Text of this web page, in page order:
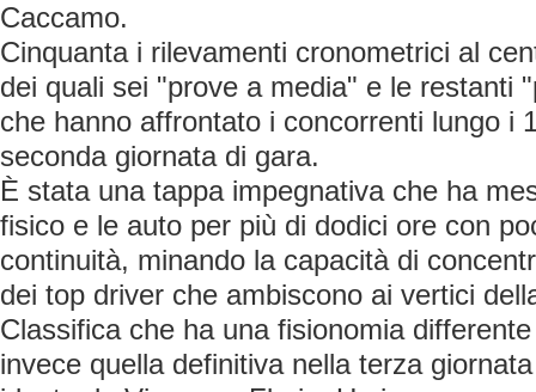
Caccamo.
Cinquanta i rilevamenti cronometrici al
dei quali sei "prove a media" e le restanti
che hanno affrontato i concorrenti lungo i
seconda giornata di gara.
È stata una tappa impegnativa che ha
fisico e le auto per più di dodici ore con
continuità, minando la capacità di
dei top driver che ambiscono ai vertici
Classifica che ha una fisionomia
invece quella definitiva nella terza